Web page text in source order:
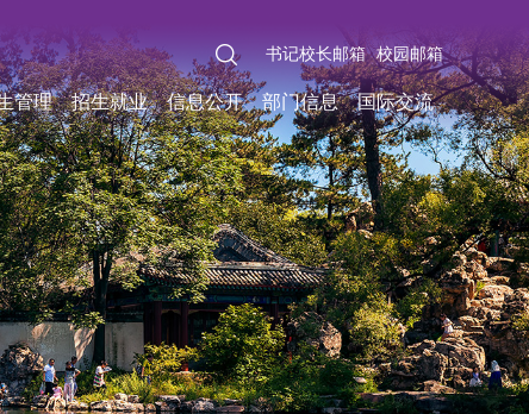
校园邮箱
书记校长邮箱
管理 招生就业 信息公开 部门信息 国际交流